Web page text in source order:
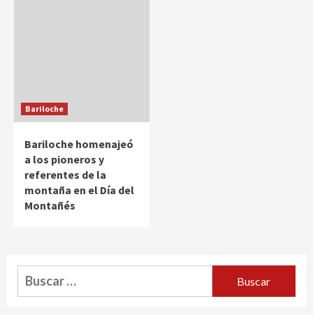
Bariloche
Bariloche homenajeó
a los pioneros y
referentes de la
montaña en el Día del
Montañés
Buscar: